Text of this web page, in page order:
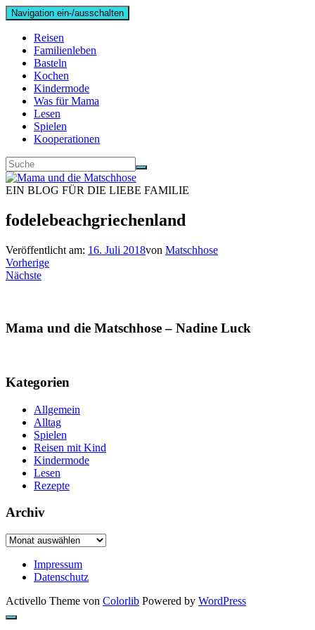
Navigation ein-/ausschalten
Reisen
Familienleben
Basteln
Kochen
Kindermode
Was für Mama
Lesen
Spielen
Kooperationen
EIN BLOG FÜR DIE LIEBE FAMILIE
fodelebeachgriechenland
Veröffentlicht am: 16. Juli 2018von Matschhose
Vorherige
Nächste
Mama und die Matschhose – Nadine Luck
Kategorien
Allgemein
Alltag
Spielen
Reisen mit Kind
Kindermode
Lesen
Rezepte
Archiv
Archiv
Impressum
Datenschutz
Activello Theme von Colorlib Powered by WordPress